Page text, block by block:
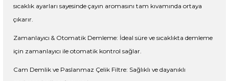
sıcaklık ayarları sayesinde çayın aromasını tam kıvamında ortaya
çıkarır.
Zamanlayıcı & Otomatik Demleme: İdeal süre ve sıcaklıkta demleme
için zamanlayıcı ile otomatik kontrol sağlar.
Cam Demlik ve Paslanmaz Çelik Filtre: Sağlıklı ve dayanıklı